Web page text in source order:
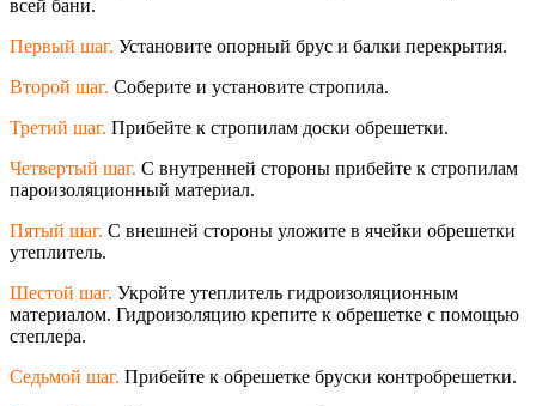
всей бани.
Первый шаг. Установите опорный брус и балки перекрытия.
Второй шаг. Соберите и установите стропила.
Третий шаг. Прибейте к стропилам доски обрешетки.
Четвертый шаг. С внутренней стороны прибейте к стропилам
пароизоляционный материал.
Пятый шаг. С внешней стороны уложите в ячейки обрешетки
утеплитель.
Шестой шаг. Укройте утеплитель гидроизоляционным
материалом. Гидроизоляцию крепите к обрешетке с помощью
степлера.
Седьмой шаг. Прибейте к обрешетке бруски контробрешетки.